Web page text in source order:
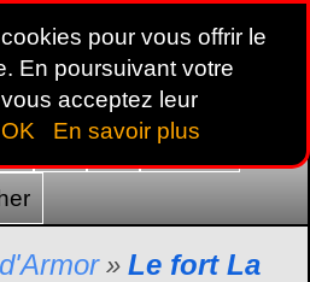
35 44 56 France
» Le fort La
pour vous offrir le
En poursuivant votre
acceptez leur
OK En savoir plus